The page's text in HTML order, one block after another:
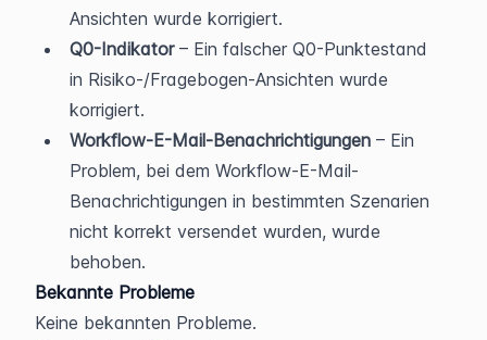
Ansichten wurde korrigiert.
Q0-Indikator – Ein falscher Q0-Punktestand
in Risiko-/Fragebogen-Ansichten wurde
korrigiert.
Workflow-E-Mail-Benachrichtigungen – Ein
Problem, bei dem Workflow-E-Mail-
Benachrichtigungen in bestimmten Szenarien
nicht korrekt versendet wurden, wurde
behoben.
Bekannte Probleme
Keine bekannten Probleme.